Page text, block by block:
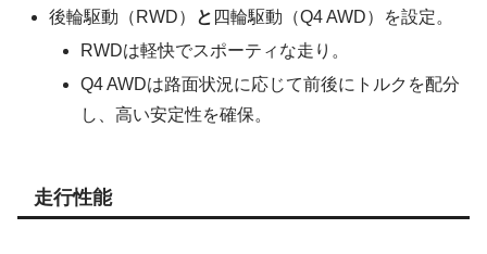
後輪駆動（RWD）
と 四輪駆動（Q4 AWD）を設定。
RWDは軽快でスポーティな走り。
Q4 AWDは路面状況に応じて前後にトルクを配分
し、高い安定性を確保。
走行性能